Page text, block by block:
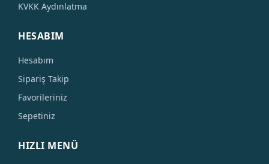
KVKK Aydınlatma
HESABIM
Hesabım
Sipariş Takip
Favorileriniz
Sepetiniz
HIZLI MENÜ